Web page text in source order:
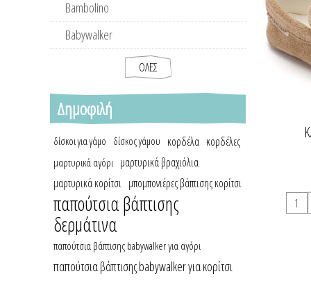
Bambolino
Babywalker
ΌΛΕΣ
Δημοφιλή
δίσκοι για γάμο δίσκος γάμου κορδέλα κορδέλες
μαρτυρικά αγόρι μαρτυρικά βραχιόλια
μαρτυρικά κορίτσι μπομπονιέρες βάπτισης κορίτσι
παπούτσια βάπτισης
δερμάτινα
παπούτσια βάπτισης babywalker για αγόρι
παπούτσια βάπτισης babywalker για κορίτσι